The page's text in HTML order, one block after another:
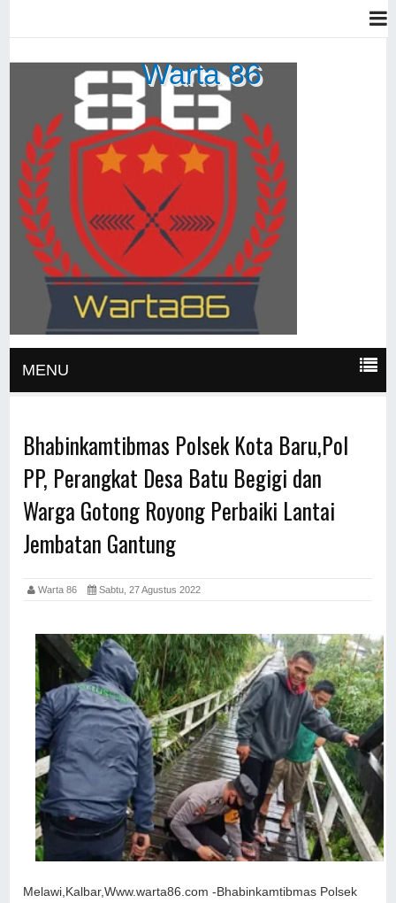
Warta 86
MENU
Bhabinkamtibmas Polsek Kota Baru,Pol
PP, Perangkat Desa Batu Begigi dan
Warga Gotong Royong Perbaiki Lantai
Jembatan Gantung
Warta 86 Sabtu, 27 Agustus 2022
Melawi,Kalbar,Www.warta86.com -Bhabinkamtibmas Polsek